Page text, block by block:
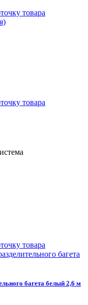
товара
товара
товара
багета белый 2,6 м